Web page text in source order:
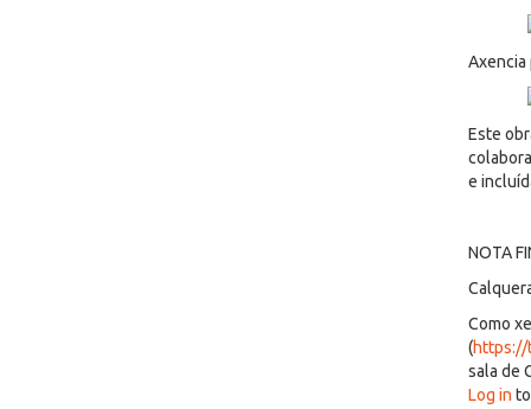
Axencia
Este
e
NOTA
Como
(https://
sala de
Log in